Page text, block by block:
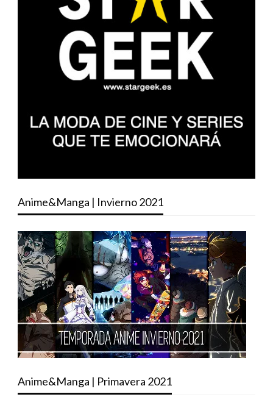
Anime&Manga | Invierno 2021
Anime&Manga | Primavera 2021